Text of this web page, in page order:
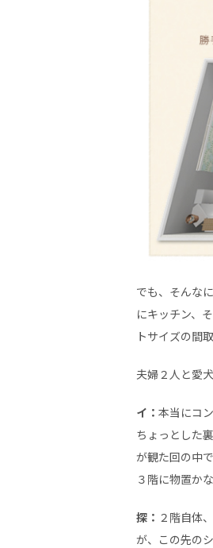
でも、そんな
にキッチン、
トサイズの間
夫婦２人と愛
イ： 本当にコ
ちょっとした
が観た回の中
３階に物置か
探： ２階自体
が、この先の